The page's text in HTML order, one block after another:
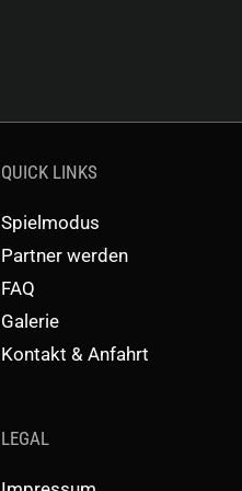
QUICK LINKS
Spielmodus
Partner werden
FAQ
Galerie
Kontakt & Anfahrt
LEGAL